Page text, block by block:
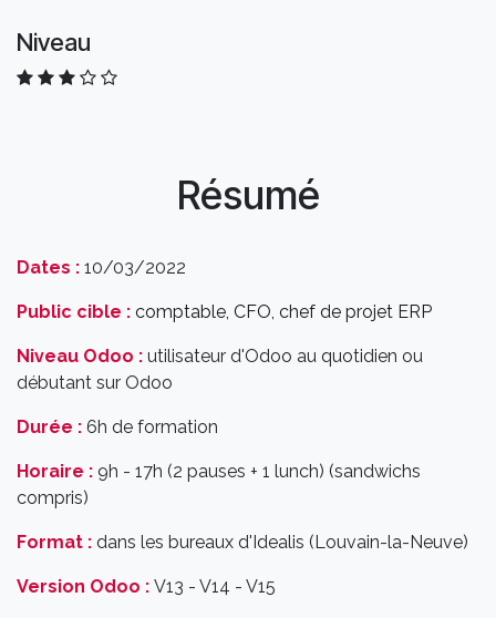
Niveau
Résumé
Dates : 10/03/2022
Public cible : comptable, CFO, chef de projet ERP
Niveau Odoo : utilisateur d'Odoo au quotidien ou
débutant sur Odoo
Durée : 6h de formation
Horaire : 9h - 17h (2 pauses + 1 lunch) (sandwichs
compris)
Format : dans les bureaux d'Idealis (Louvain-la-Neuve)
Version Odoo : V13 - V14 - V15